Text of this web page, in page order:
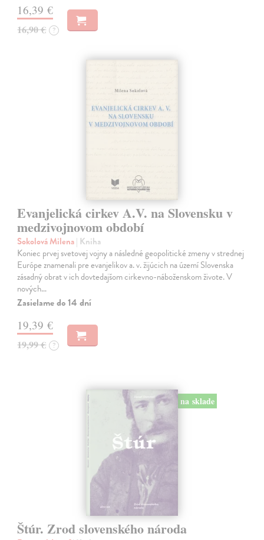
16,39 €
16,90 € ?
Evanjelická cirkev A.V. na Slovensku v
medzivojnovom období
Sokolová Milena| Kniha
Koniec prvej svetovej vojny a následné geopolitické zmeny v strednej
Európe znamenali pre evanjelikov a. v. žijúcich na území Slovenska
zásadný obrat v ich dovtedajšom cirkevno-náboženskom živote. V
nových…
Zasielame do 14 dní
19,39 €
19,99 € ?
na sklade
Štúr. Zrod slovenského národa